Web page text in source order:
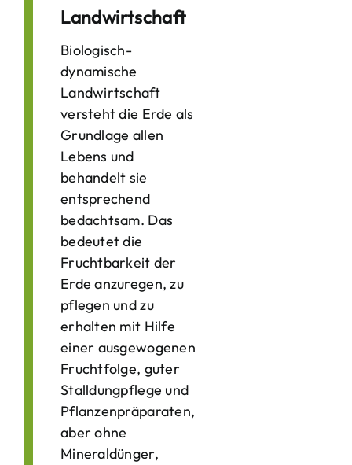
Landwirtschaft
Biologisch-
dynamische
Landwirtschaft
versteht die Erde als
Grundlage allen
Lebens und
behandelt sie
entsprechend
bedachtsam. Das
bedeutet die
Fruchtbarkeit der
Erde anzuregen, zu
pflegen und zu
erhalten mit Hilfe
einer ausgewogenen
Fruchtfolge, guter
Stalldungpflege und
Pflanzenpräparaten,
aber ohne
Mineraldünger,